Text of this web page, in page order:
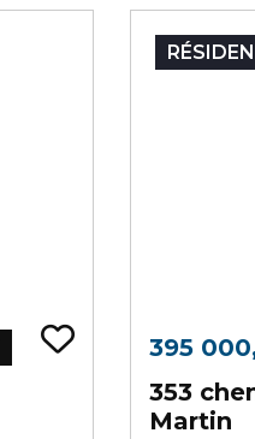
Ajouter au
395
353
Martin